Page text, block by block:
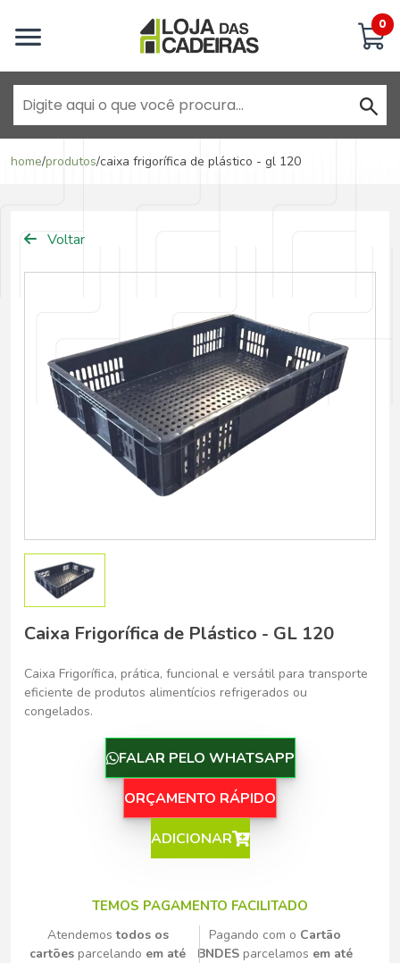
0
home/produtos/caixa frigorífica de plástico - gl 120
Voltar
Caixa Frigorífica de Plástico - GL 120
Caixa Frigorífica, prática, funcional e versátil para transporte
eficiente de produtos alimentícios refrigerados ou
congelados.
FALAR PELO WHATSAPP
ORÇAMENTO RÁPIDO
ADICIONAR
TEMOS PAGAMENTO FACILITADO
Atendemostodos os
cartões parcelando em até
Pagando com o Cartão
BNDESparcelamos em até
Inicie uma conversa
Goiânia - Jardim América
Anápolis - Jundiaí
Brasília - Asa Sul
Goiânia - Jardim América II
Belo Horizonte - Belo Horizonte